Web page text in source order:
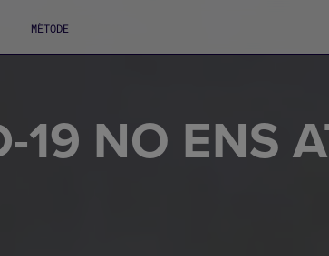
MÈTODE
19 NO ENS